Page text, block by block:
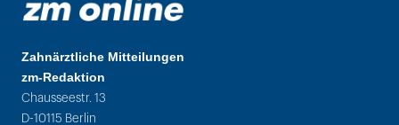
Zahnärztliche Mitteilungen
zm-Redaktion
Chausseestr. 13
D-10115 Berlin